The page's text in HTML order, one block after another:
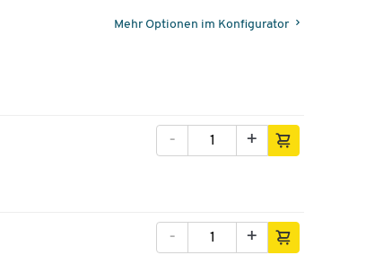
Mehr Optionen im Konfigurator
+
-
+
-